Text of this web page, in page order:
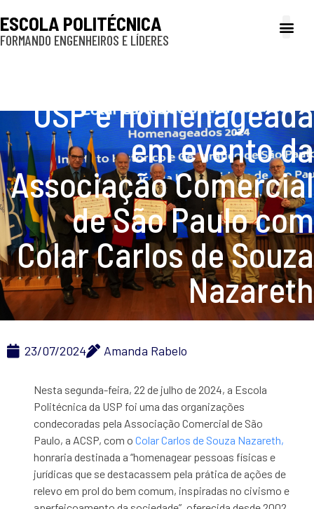
ESCOLA POLITÉCNICA
FORMANDO ENGENHEIROS E LÍDERES
USP é homenageada
em evento da
Associação Comercial
de São Paulo com
Colar Carlos de Souza
Nazareth
23/07/2024 Amanda Rabelo
Nesta segunda-feira, 22 de julho de 2024, a Escola
Politécnica da USP foi uma das organizações
condecoradas pela Associação Comercial de São
Paulo, a ACSP, com oColar Carlos de Souza Nazareth,
honraria destinada a “homenagear pessoas físicas e
jurídicas que se destacassem pela prática de ações de
relevo em prol do bem comum, inspiradas no civismo e